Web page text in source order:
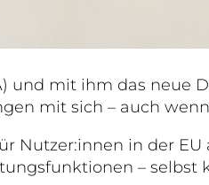
und mit ihm das neue
mit sich – auch
Nutzer:innen in der
–